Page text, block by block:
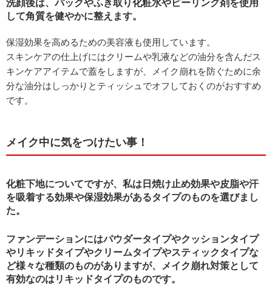
して角質を健やかに整えます。
保湿効果を高めるための美容液も使用しています。
スキンケアの仕上げにはクリームや乳液などの油分を含んだス
キンケアアイテムで蓋をしますが、メイク崩れを防ぐために余
分な油分はしっかりとティッシュでオフしておくのがおすすめ
です。
メイク中に気をつけたい事！
化粧下地についてですが、私は日焼け止め効果や皮脂や汗
を吸着する効果や保湿効果があるタイプのものを選びまし
た。
ファンデーションにはパウダータイプやクッションタイプ
やリキッドタイプやクリームタイプやスティックタイプな
ど様々な種類のものがありますが、メイク崩れ対策として
有効なのはリキッドタイプのものです。